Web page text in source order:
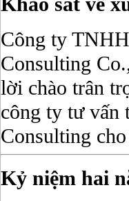
Công ty
Consulting
lời chào trân
công ty tư
Consulting
Kỷ niệm hai